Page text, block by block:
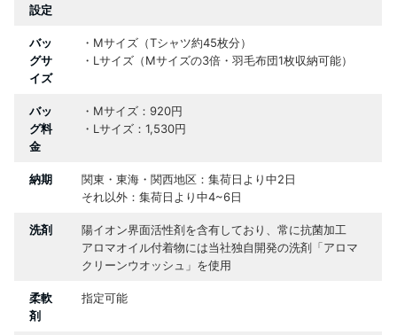
設定
バッ
グサ
イズ
・Mサイズ（Tシャツ約45枚分）
・Lサイズ（Mサイズの3倍・羽毛布団1枚収納可能）
バッ
グ料
金
・Mサイズ：920円
・Lサイズ：1,530円
納期
関東・東海・関西地区：集荷日より中2日
それ以外：集荷日より中4~6日
洗剤
陽イオン界面活性剤を含有しており、常に抗菌加工
アロマオイル付着物には当社独自開発の洗剤「アロマ
クリーンウオッシュ」を使用
柔軟
剤
指定可能